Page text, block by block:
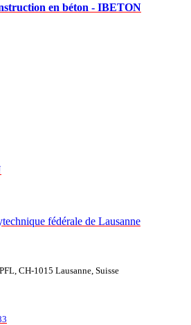
en béton - IBETON
CH-1015 Lausanne, Suisse